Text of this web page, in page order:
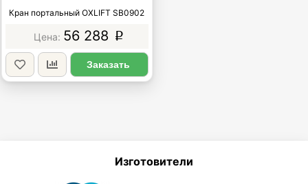
Кран портальный OXLIFT SB0902
56 288 p
Заказать
Изготовители